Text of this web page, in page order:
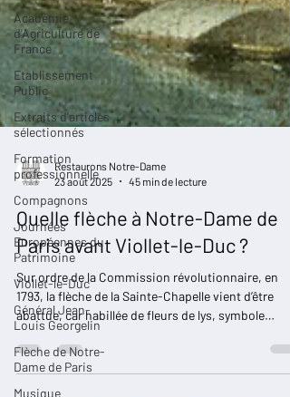
Académie
d'Agriculture de
France
Etablissement
Public
Extraits d'articles
sélectionnés
Formation
professionnelle
Compagnons
Journées
Européennes du
Patrimoine
Viollet-le-Duc
Général Jean-
Louis Georgelin
Flèche de Notre-
Dame de Paris
Musique
Restaurons Notre-Dame
23 août 2025
45 min de lecture
Quelle flèche à Notre-Dame de
Paris avant Viollet-le-Duc ?
Sur ordre de la Commission révolutionnaire, en
1793, la flèche de la Sainte-Chapelle vient d’être
abattue, car habillée de fleurs de lys, symbole
monarchique désormais interdit dans l’espace